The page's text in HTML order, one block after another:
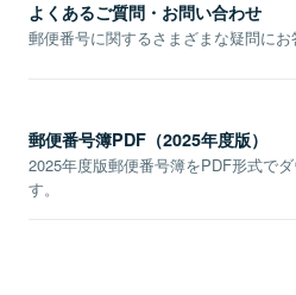
よくあるご質問・お問い合わせ
郵便番号に関するさまざまな疑問にお
郵便番号簿PDF（2025年度版）
2025年度版郵便番号簿をPDF形式で
す。